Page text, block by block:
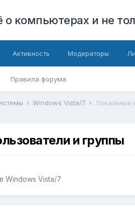
компьютерах и не
Правила форума
Активность Модераторы
Windows Vista/7 Локальные
и группы
в Windows Vista/7